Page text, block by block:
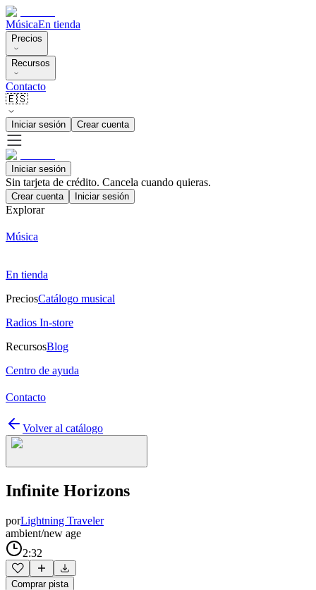
MúsicaEn tienda
Precios
Recursos
Contacto
🇪🇸
Iniciar sesión Crear cuenta
Iniciar sesión
Sin tarjeta de crédito. Cancela cuando quieras.
Crear cuenta Iniciar sesión
Explorar
Música
En tienda
PreciosCatálogo musical
Radios In-store
RecursosBlog
Centro de ayuda
Contacto
Volver al catálogo
Infinite Horizons
porLightning Traveler
ambient/new age
2:32
Comprar pista